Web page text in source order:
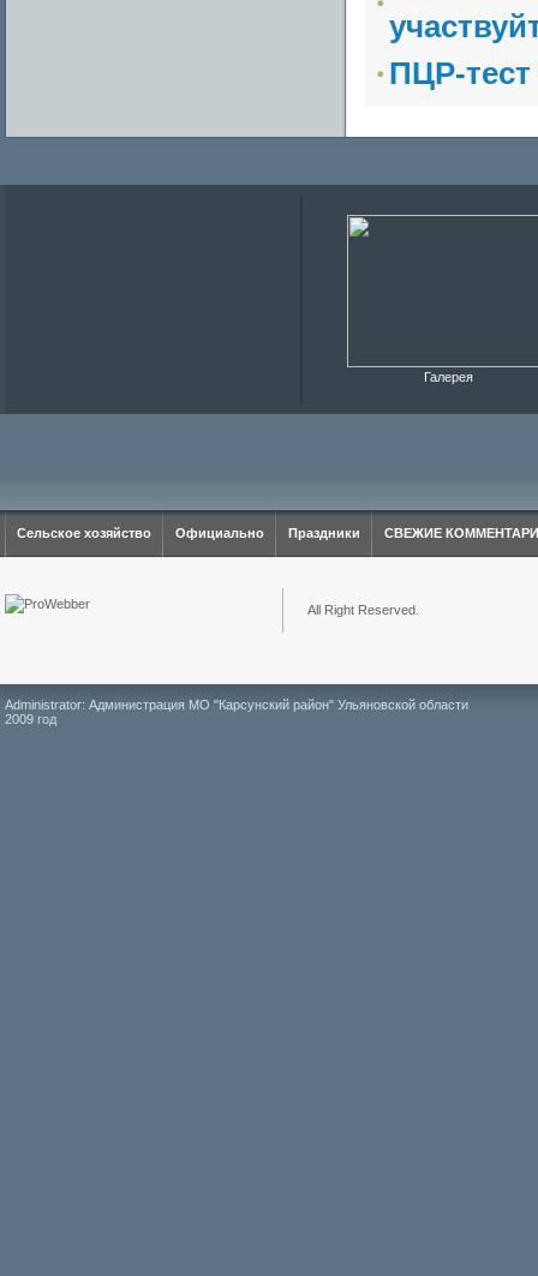
ПЦР-
Галерея
Сельское хозяйство Официально Праздники СВЕЖИЕ
All Right Reserved.
Administrator: Администрация МО "Карсунский район" Ульяновской области
2009 год